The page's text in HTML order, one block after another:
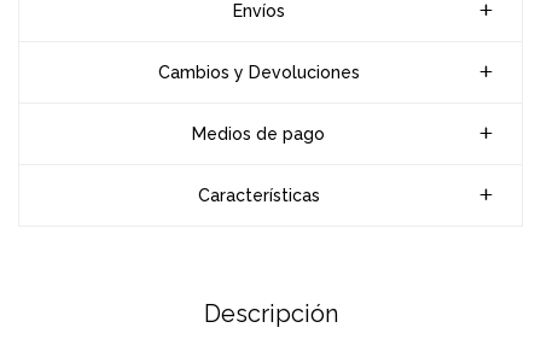
Envíos
Cambios y Devoluciones
Medios de pago
Características
Descripción